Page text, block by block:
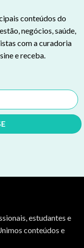
conteúdos do
negócios, saúde,
com a curadoria
e receba.
estudantes e
conteúdos e